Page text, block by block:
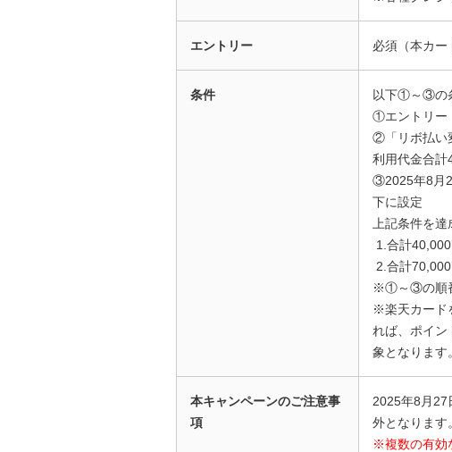
エントリー 必須（本カー
条件
以下①～③の
①エントリー
②「リボ払い
利用代金合計
③2025年8月
下に設定
上記条件を
1.合計
2.合計
※①～③の順
※楽天カード
れば、ポイン
象となります。
本キャンペーンのご注意事
項
2025年8月27
外となります。
※複数の有効